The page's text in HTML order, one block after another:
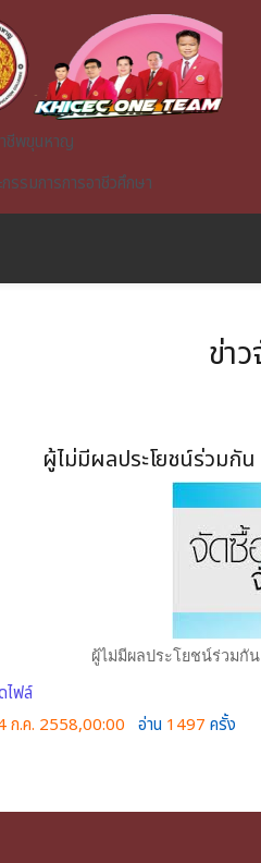
ชีพขุนหาญ
รรมการการอาชีวศึกษา
ข่า
ผู้ไม่มีผลประโยชน์ร่วมกั
ผู้ไม่มีผลประโยชน์ร่วมกั
ไฟล์
ก.ค. 2558,00:00 อ่าน 1497 ครั้ง